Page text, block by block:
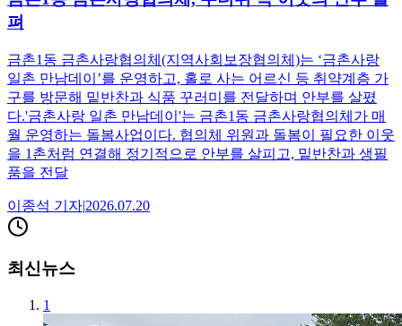
펴
금촌1동 금촌사랑협의체(지역사회보장협의체)는 ‘금촌사랑
일촌 만남데이’를 운영하고, 홀로 사는 어르신 등 취약계층 가
구를 방문해 밑반찬과 식품 꾸러미를 전달하며 안부를 살폈
다.'금촌사랑 일촌 만남데이'는 금촌1동 금촌사랑협의체가 매
월 운영하는 돌봄사업이다. 협의체 위원과 돌봄이 필요한 이웃
을 1촌처럼 연결해 정기적으로 안부를 살피고, 밑반찬과 생필
품을 전달
이종석 기자|2026.07.20
최신뉴스
1